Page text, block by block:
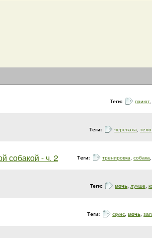
Теги: приют,
Теги: черепаха, тело,
собакой - ч. 2 Теги: тренировка, собака,
Теги: мочь, лучше,
Теги: скунс, мочь,